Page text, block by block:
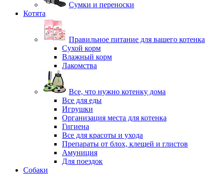
Сумки и переноски
Котята
Правильное питание для вашего котенка
Сухой корм
Влажный корм
Лакомства
Все, что нужно котенку дома
Все для еды
Игрушки
Организация места для котенка
Гигиена
Все для красоты и ухода
Препараты от блох, клещей и глистов
Амуниция
Для поездок
Собаки